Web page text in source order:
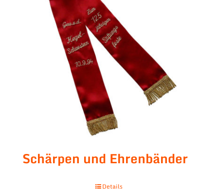
Schärpen und Ehrenbänder
Details